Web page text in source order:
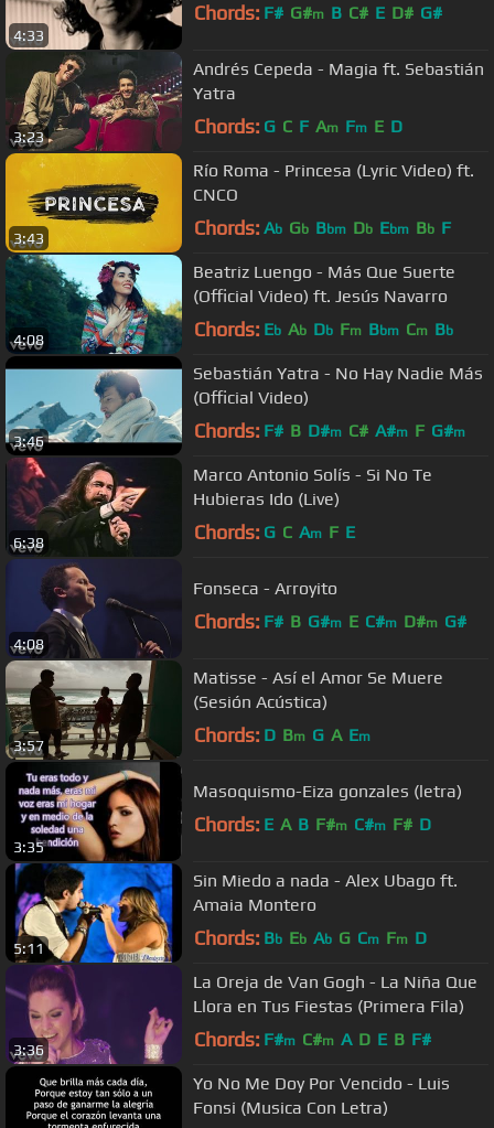
4:33
Chords: F# G#m B C# E D# G#
3:23
Andrés Cepeda - Magia ft. Sebastián
Yatra
Chords: G C F Am Fm E D
3:43
Río Roma - Princesa (Lyric Video) ft.
CNCO
Chords: Ab Gb Bbm Db Ebm Bb F
4:08
Beatriz Luengo - Más Que Suerte
(Official Video) ft. Jesús Navarro
Chords: Eb Ab Db Fm Bbm Cm Bb
3:46
Sebastián Yatra - No Hay Nadie Más
(Official Video)
Chords: F# B D#m C# A#m F G#m
6:38
Marco Antonio Solís - Si No Te
Hubieras Ido (Live)
Chords: G C Am F E
4:08
Fonseca - Arroyito
Chords: F# B G#m E C#m D#m G#
3:57
Matisse - Así el Amor Se Muere
(Sesión Acústica)
Chords: D Bm G A Em
3:35
Masoquismo-Eiza gonzales (letra)
Chords: E A B F#m C#m F# D
5:11
Sin Miedo a nada - Alex Ubago ft.
Amaia Montero
Chords: Bb Eb Ab G Cm Fm D
3:36
La Oreja de Van Gogh - La Niña Que
Llora en Tus Fiestas (Primera Fila)
Chords: F#m C#m A D E B F#
Yo No Me Doy Por Vencido - Luis
Fonsi (Musica Con Letra)